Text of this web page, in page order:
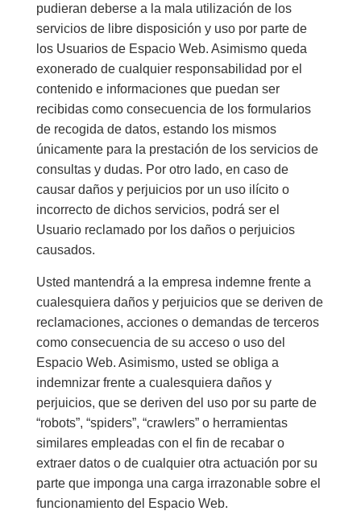
pudieran deberse a la mala utilización de los
servicios de libre disposición y uso por parte de
los Usuarios de Espacio Web. Asimismo queda
exonerado de cualquier responsabilidad por el
contenido e informaciones que puedan ser
recibidas como consecuencia de los formularios
de recogida de datos, estando los mismos
únicamente para la prestación de los servicios de
consultas y dudas. Por otro lado, en caso de
causar daños y perjuicios por un uso ilícito o
incorrecto de dichos servicios, podrá ser el
Usuario reclamado por los daños o perjuicios
causados.
Usted mantendrá a la empresa indemne frente a
cualesquiera daños y perjuicios que se deriven de
reclamaciones, acciones o demandas de terceros
como consecuencia de su acceso o uso del
Espacio Web. Asimismo, usted se obliga a
indemnizar frente a cualesquiera daños y
perjuicios, que se deriven del uso por su parte de
“robots”, “spiders”, “crawlers” o herramientas
similares empleadas con el fin de recabar o
extraer datos o de cualquier otra actuación por su
parte que imponga una carga irrazonable sobre el
funcionamiento del Espacio Web.